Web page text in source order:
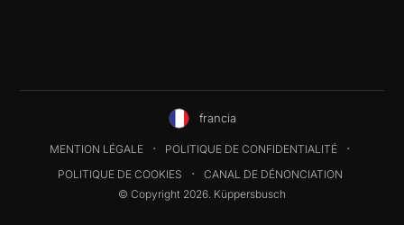
francia
MENTION LÉGALE
POLITIQUE DE CONFIDENTIALITÉ
POLITIQUE DE COOKIES
CANAL DE DÉNONCIATION
© Copyright 2026. Küppersbusch